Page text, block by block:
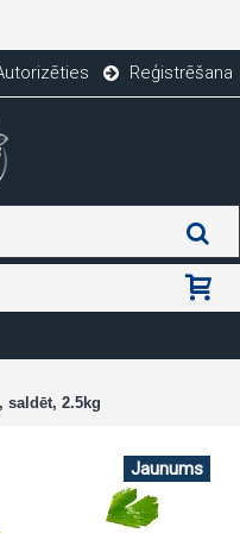
Reģistrēšana
saldēt, 2.5kg
Jaunums